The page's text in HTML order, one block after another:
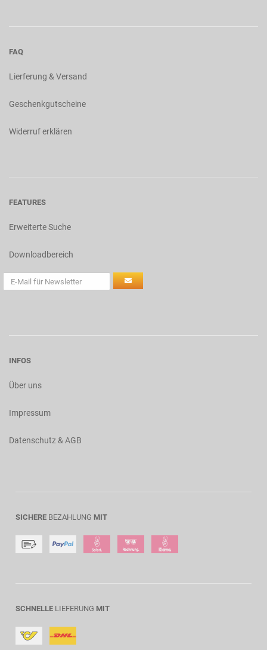
FAQ
Lierferung & Versand
Geschenkgutscheine
Widerruf erklären
FEATURES
Erweiterte Suche
Downloadbereich
INFOS
Über uns
Impressum
Datenschutz & AGB
SICHERE BEZAHLUNG MIT
SCHNELLE LIEFERUNG MIT